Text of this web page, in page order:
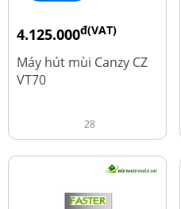
4.125.000đ(VAT)
8.500.000
Máy hút mùi Canzy CZ
VT70
28